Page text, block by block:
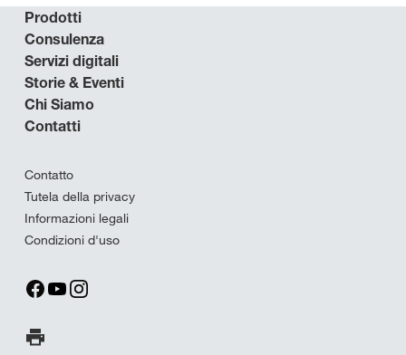
Prodotti
Consulenza
Servizi digitali
Storie & Eventi
Chi Siamo
Contatti
Contatto
Tutela della privacy
Informazioni legali
Condizioni d'uso
Stampa pagina